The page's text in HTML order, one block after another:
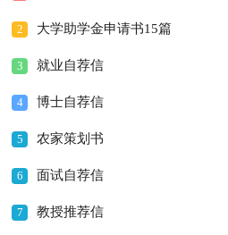
2 大学助学金申请书15篇
3 就业自荐信
4 博士自荐信
5 农家策划书
6 面试自荐信
7 教授推荐信